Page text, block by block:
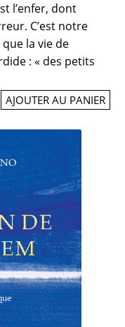
l’enfer, dont
C’est notre
la vie de
: « des petits
AJOUTER AU PANIER